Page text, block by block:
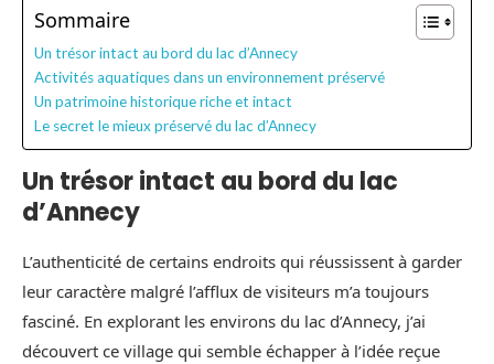
Sommaire
Un trésor intact au bord du lac d’Annecy
Activités aquatiques dans un environnement préservé
Un patrimoine historique riche et intact
Le secret le mieux préservé du lac d’Annecy
Un trésor intact au bord du lac
d’Annecy
L’authenticité de certains endroits qui réussissent à garder
leur caractère malgré l’afflux de visiteurs m’a toujours
fasciné. En explorant les environs du lac d’Annecy, j’ai
découvert ce village qui semble échapper à l’idée reçue